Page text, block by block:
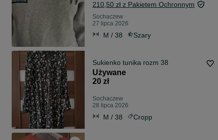
210,50 zł z Pakietem Ochronnym
Sochaczew
27 lipca 2026
M / 38 Szary
Sukienko tunika rozm 38
Używane
20 zł
Sochaczew
28 lipca 2026
M / 38 Cropp